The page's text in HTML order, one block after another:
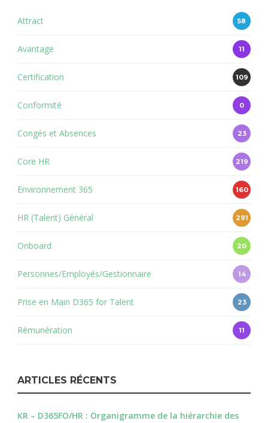
Attract 58
Avantage 11
Certification 109
Conformité 0
Congés et Absences 23
Core HR 219
Environnement 365 160
HR (Talent) Général 291
Onboard 20
Personnes/Employés/Gestionnaire 14
Prise en Main D365 for Talent 23
Rémunération 11
ARTICLES RÉCENTS
KR – D365FO/HR : Organigramme de la hiérarchie des